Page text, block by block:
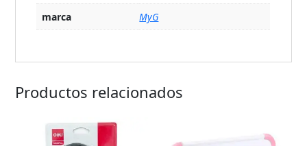
marca MyG
Productos relacionados